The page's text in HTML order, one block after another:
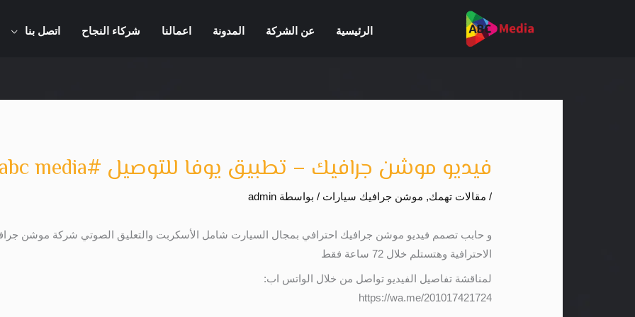
الرئيسية عن الشركة المدونة اعمالنا شركاء النجاح اتصل بنا
فيديو موشن جرافيك – تطبيق يوفا للتوصيل #uva – abc media
/ مقالات تهمك, موشن جرافيك سيارات / بواسطة admin
و حابب تصمم فيديو موشن جرافيك احترافي بمجال السيارت شامل الأسكربت والتعليق الصوتي شركة موشن
الاحترافية وهتستلم خلال 72 ساعة فقط
لمناقشة تفاصيل الفيديو تواصل من خلال الواتس اب:
https://wa.me/201017421724